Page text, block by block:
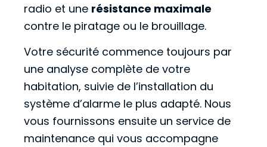
radio et une résistance maximale
contre le piratage ou le brouillage.
Votre sécurité commence toujours par
une analyse complète de votre
habitation, suivie de l’installation du
système d’alarme le plus adapté. Nous
vous fournissons ensuite un service de
maintenance qui vous accompagne